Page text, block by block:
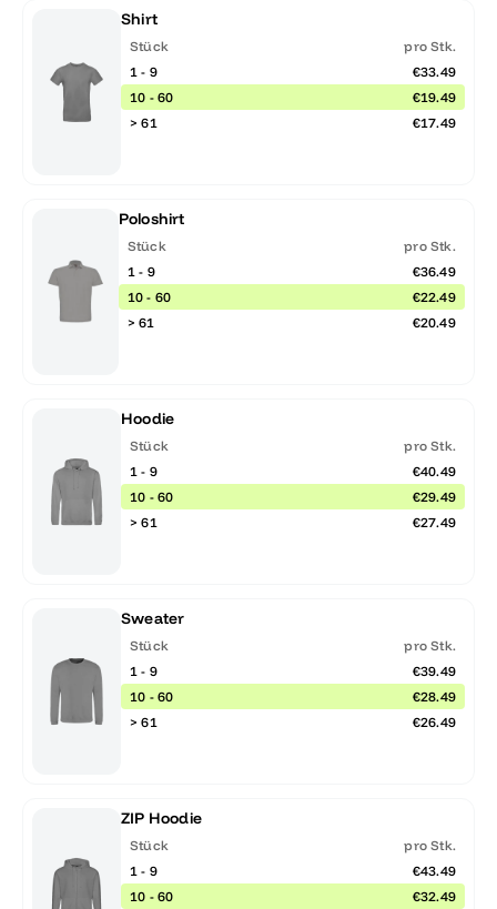
Shirt
Stück
pro Stk.
1 - 9
€33.49
10 - 60
€19.49
> 61
€17.49
Poloshirt
Stück
pro Stk.
1 - 9
€36.49
10 - 60
€22.49
> 61
€20.49
Hoodie
Stück
pro Stk.
1 - 9
€40.49
10 - 60
€29.49
> 61
€27.49
Sweater
Stück
pro Stk.
1 - 9
€39.49
10 - 60
€28.49
> 61
€26.49
ZIP Hoodie
Stück
pro Stk.
1 - 9
€43.49
10 - 60
€32.49